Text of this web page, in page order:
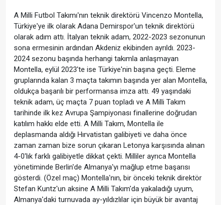
A Milli Futbol Takımı'nın teknik direktörü Vincenzo Montella,
Türkiye'ye ilk olarak Adana Demirspor'un teknik direktörü
olarak adım attı. İtalyan teknik adam, 2022-2023 sezonunun
sona ermesinin ardından Akdeniz ekibinden ayrıldı. 2023-
2024 sezonu başında herhangi takımla anlaşmayan
Montella, eylül 2023'te ise Türkiye'nin başına geçti. Eleme
gruplarında kalan 3 maçta takımın başında yer alan Montella,
oldukça başarılı bir performansa imza attı. 49 yaşındaki
teknik adam, üç maçta 7 puan topladı ve A Milli Takım
tarihinde ilk kez Avrupa Şampiyonası finallerine doğrudan
katılım hakkı elde etti. A Milli Takım, Montella ile
deplasmanda aldığı Hırvatistan galibiyeti ve daha önce
zaman zaman bize sorun çıkaran Letonya karşısında alınan
4-0'lık farklı galibiyetle dikkat çekti. Milliler ayrıca Montella
yönetiminde Berlin'de Almanya'yı mağlup etme başarısı
gösterdi. (Özel maç) Montella'nın, bir önceki teknik direktör
Stefan Kuntz'un aksine A Milli Takım'da yakaladığı uyum,
Almanya'daki turnuvada ay-yıldızlılar için büyük bir avantaj